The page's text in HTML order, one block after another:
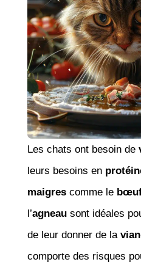
Les chats ont besoin de
leurs besoins en
maigrescomme le
l’agneausont idéales
de leur donner de la
comporte des risques